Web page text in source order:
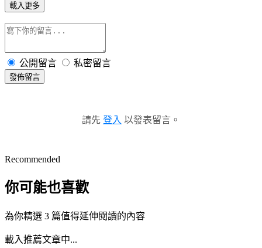
載入更多
公開留言 私密留言
發佈留言
請先 登入 以發表留言。
Recommended
你可能也喜歡
為你精選 3 篇值得延伸閱讀的內容
載入推薦文章中...